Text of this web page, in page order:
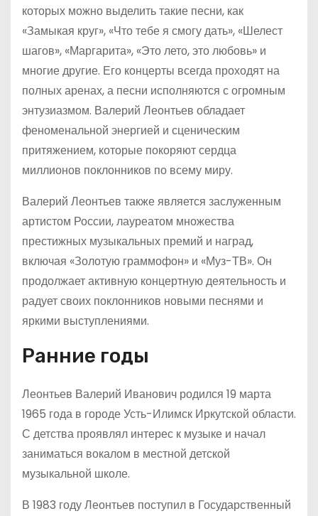
которых можно выделить такие песни, как
«Замыкая круг», «Что тебе я смогу дать», «Шелест
шагов», «Маргарита», «Это лето, это любовь» и
многие другие. Его концерты всегда проходят на
полных аренах, а песни исполняются с огромным
энтузиазмом. Валерий Леонтьев обладает
феноменальной энергией и сценическим
притяжением, которые покоряют сердца
миллионов поклонников по всему миру.
Валерий Леонтьев также является заслуженным
артистом России, лауреатом множества
престижных музыкальных премий и наград,
включая «Золотую граммофон» и «Муз-ТВ». Он
продолжает активную концертную деятельность и
радует своих поклонников новыми песнями и
яркими выступлениями.
Ранние годы
Леонтьев Валерий Иванович родился 19 марта
1965 года в городе Усть-Илимск Иркутской области.
С детства проявлял интерес к музыке и начал
заниматься вокалом в местной детской
музыкальной школе.
В 1983 году Леонтьев поступил в Государственный